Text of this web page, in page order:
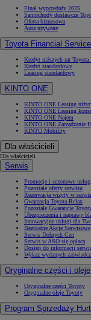
Finał wyprzedaży 2025
Samochody dostawcze
Oferta biznesowa
Auta używane
Toyota Financial
Kredyt niższych rat Toyota
Kredyt standardowy
Leasing standardowy
KINTO ONE
KINTO ONE Leasing
KINTO ONE Leasing
KINTO ONE Najem
KINTO ONE Zarządzanie
KINTO Mobility
Dla właścicieli
Dla właścicieli
Serwis
Promocje i sezonowe usługi
Pozostałe oferty serwisu
Rezerwacja wizyty w
Gwarancja Toyota Relax
Pozostałe Gwarancje
Ubezpieczenia i naprawy
Innowacyjne usługi dla
Bezpłatne Akcje Serwisowe
Serwis Dobrych Cen
Serwis w ASO się opłaca
Dostęp do informacji
Wykaz wydanych
Oryginalne części i
Oryginalne części Toyoty
Oryginalne oleje Toyoty
Program Sprzedaży